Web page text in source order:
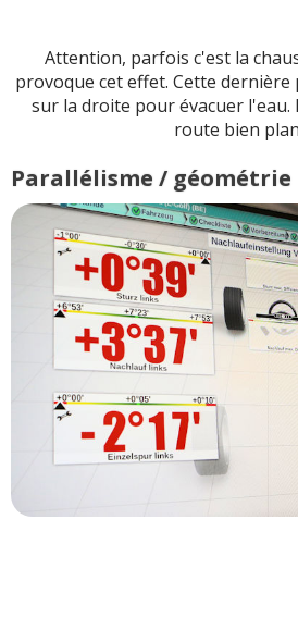
Attention, parfois c'est la
provoque cet effet. Cette
sur la droite pour évacuer l'eau.
route bien
Parallélisme / géométrie